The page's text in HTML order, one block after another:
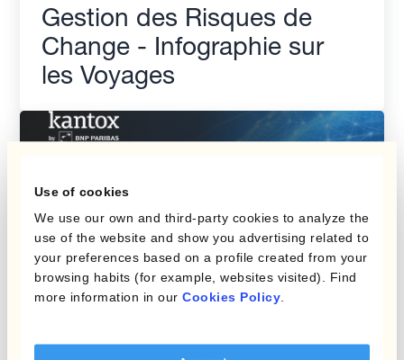
Use of cookies
We use our own and third-party cookies to analyze the
use of the website and show you advertising related to
your preferences based on a profile created from your
browsing habits (for example, websites visited). Find
more information in our Cookies Policy
Gestion des Risques de
Change - Infographie sur
les Voyages
Report